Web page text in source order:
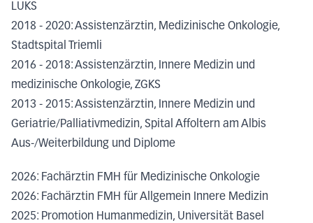
LUKS
2018 - 2020: Assistenzärztin, Medizinische Onkologie,
Stadtspital Triemli
2016 - 2018: Assistenzärztin, Innere Medizin und
medizinische Onkologie, ZGKS
2013 - 2015: Assistenzärztin, Innere Medizin und
Geriatrie/Palliativmedizin, Spital Affoltern am Albis
Aus-/Weiterbildung und Diplome
2026: Fachärztin FMH für Medizinische Onkologie
2026: Fachärztin FMH für Allgemein Innere Medizin
2025: Promotion Humanmedizin, Universität Basel